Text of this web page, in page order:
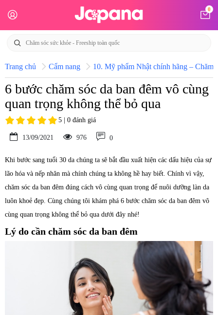
0
Trang chủ Cẩm nang 10. Mỹ phẩm Nhật chính hãng – Chăm
6 bước chăm sóc da ban đêm vô cùng
quan trọng không thể bỏ qua
5 | 0 đánh giá
13/09/2021 976 0
Khi bước sang tuổi 30 da chúng ta sẽ bắt đầu xuất hiện các dấu hiệu của sự
lão hóa và nếp nhăn mà chính chúng ta không hề hay biết. Chính vì vậy,
chăm sóc da ban đêm đúng cách vô cùng quan trọng để nuôi dưỡng làn da
luôn khoẻ đẹp. Cùng chúng tôi khám phá 6 bước chăm sóc da ban đêm vô
cùng quan trọng không thể bỏ qua dưới đây nhé!
Lý do cần chăm sóc da ban đêm